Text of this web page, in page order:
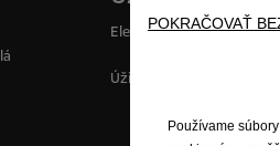
Elektrické dodávky a
Úžitkové vozidlá Opel
POKRAČOVAŤ
Používame